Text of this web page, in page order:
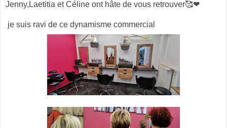
Jenny,Laetitia et Céline ont hâte de vous retrouver🥰❤
je suis ravi de ce dynamisme commercial